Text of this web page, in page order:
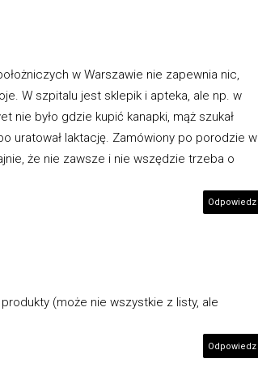
w Warszawie nie zapewnia nic,
W szpitalu jest sklepik i apteka, ale np. w
nie było gdzie kupić kanapki, mąż szukał
uratował laktację. Zamówiony po porodzie w
że nie zawsze i nie wszędzie trzeba o
Odpowiedz
(może nie wszystkie z listy, ale
Odpowiedz